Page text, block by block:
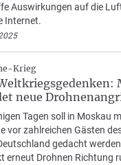
Auswirkungen auf die
Internet.
Krieg
neue
Tagen soll in Moskau
vor zahlreichen Gästen
gedacht
erneut Drohnen Richtung